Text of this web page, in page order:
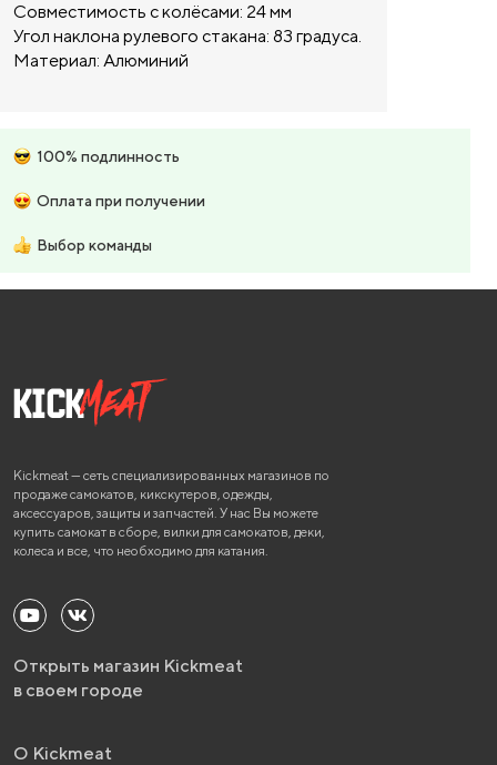
Совместимость с колёсами: 24 мм
Угол наклона рулевого стакана: 83 градуса.
Материал: Алюминий
100% подлинность
Оплата при получении
Выбор команды
Kickmeat — сеть специализированных магазинов по
продаже самокатов, кикскутеров, одежды,
аксессуаров, защиты и запчастей. У нас Вы можете
купить самокат в сборе, вилки для самокатов, деки,
колеса и все, что необходимо для катания.
Открыть магазин Kickmeat
в своем городе
О Kickmeat